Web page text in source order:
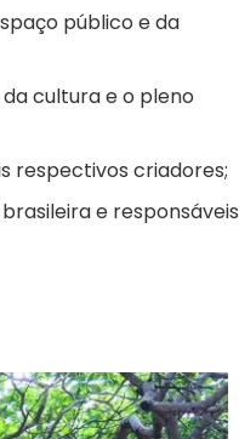
público e da
cultura e o pleno
respectivos criadores;
e responsáveis